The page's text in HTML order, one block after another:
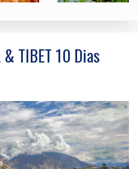
& TIBET 10 Dias